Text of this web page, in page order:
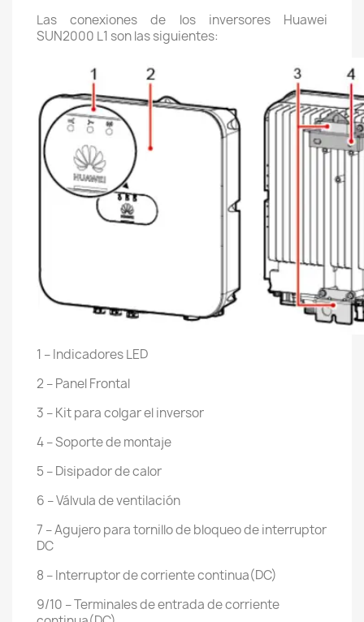
Las conexiones de los inversores Huawei
SUN2000 L1 son las siguientes:
1 – Indicadores LED
2 – Panel Frontal
3 – Kit para colgar el inversor
4 – Soporte de montaje
5 – Disipador de calor
6 – Válvula de ventilación
7 – Agujero para tornillo de bloqueo de interruptor
DC
8 – Interruptor de corriente continua(DC)
9/10 – Terminales de entrada de corriente